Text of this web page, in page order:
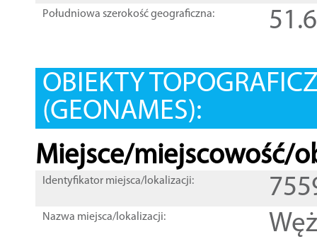
Południowa szerokość geograficzna:
OBIEKTY
(GEONAMES):
Miejsce/miejscowość/
Identyfikator miejsca/lokalizacji:
Nazwa miejsca/lokalizacji: